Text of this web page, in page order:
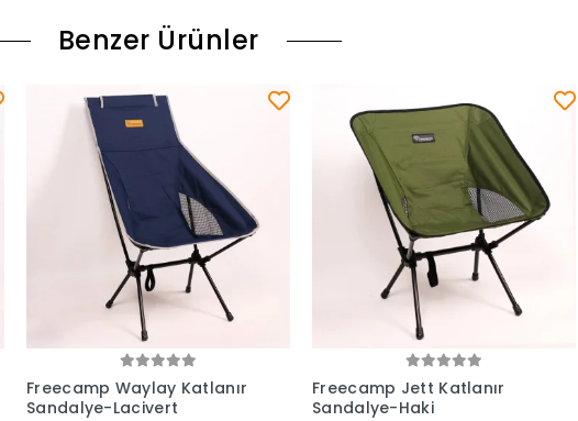
Benzer Ürünler
Freecamp Waylay Katlanır
Sandalye-Lacivert
Freecamp Jett Katlanır
Sandalye-Haki